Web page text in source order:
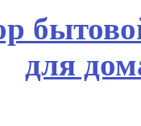
для